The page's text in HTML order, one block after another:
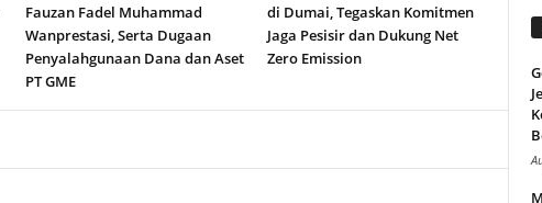
Fauzan Fadel Muhammad
Wanprestasi, Serta Dugaan
Penyalahgunaan Dana dan Aset
PT GME
di Dumai, Tegaskan Komitmen
Jaga Pesisir dan Dukung Net
Zero Emission